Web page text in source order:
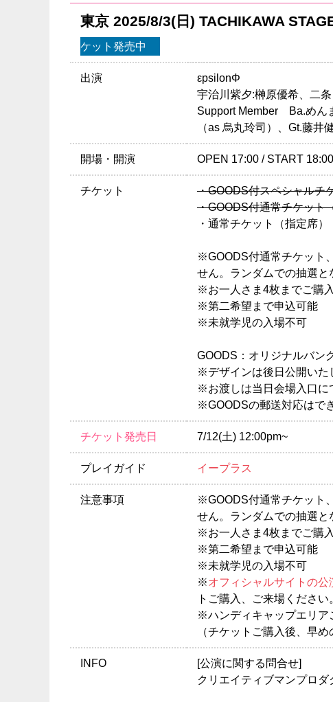
東京 2025/8/3(日) TACHIKAWA
ケット発売中
出演
εpsilonΦ
宇治川紫夕:榊原優希、二条
Support Member Ba.めん
（as 烏丸玲司）、Gt.藤井
開場・開演 OPEN 17:00 / START 18:00
チケット
・GOODS付スペシャルチ
・GOODS付通常チケット
・通常チケット（指定席
※GOODS付通常チケット
せん。ランダムでの抽選と
※お一人さま4枚までご購
※第二希望まで申込可能
※未就学児の入場不可
GOODS：オリジナルバン
※デザインは後日公開いた
※お渡しは当日会場入口に
※GOODSの郵送対応はで
チケット発売日 7/12(土) 12:00pm~
プレイガイド イープラス
注意事項
※GOODS付通常チケット
せん。ランダムでの抽選と
※お一人さま4枚までご購
※第二希望まで申込可能
※未就学児の入場不可
※オフィシャルサイトの公
トご購入、ご来場ください
※ハンディキャップエリア
（チケットご購入後、早
INFO
[公演に関する問合せ]
クリエイティブマンプロ